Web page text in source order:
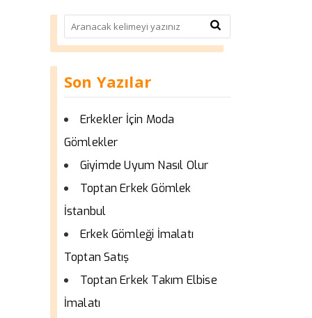
Son Yazılar
Erkekler İçin Moda
Gömlekler
Giyimde Uyum Nasıl Olur
Toptan Erkek Gömlek
İstanbul
Erkek Gömleği İmalatı
Toptan Satış
Toptan Erkek Takım Elbise
İmalatı